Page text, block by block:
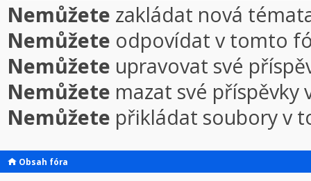
Nemůžete zakládat nová
Nemůžete odpovídat v tomto
Nemůžete upravovat své
Nemůžete mazat své
Nemůžete přikládat soubory v
Obsah fóra